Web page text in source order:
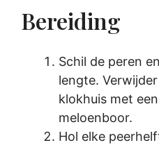
Bereiding
Schil de peren
lengte.
klokhuis met
meloenboor.
Hol elke